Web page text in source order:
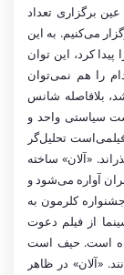
برگزاری تعداد
می‌کنیم. به این
کرد، این توان
را هم نمی‌توان
بلافاصله شانس
سیاستی واحد و
تحلیل‌گر
«آلان» ساخته
آواره می‌شود و
در جشنواره کلرمون به
از فیلم دعوت
است. حیف است
«آلان» در ظاهر